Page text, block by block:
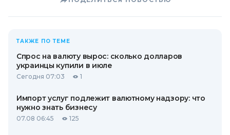
ТАКЖЕ ПО ТЕМЕ
Спрос на валюту вырос: сколько долларов
украинцы купили в июле
Сегодня 07:03 1
Импорт услуг подлежит валютному надзору: что
нужно знать бизнесу
07.08 06:45 125